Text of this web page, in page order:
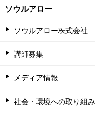
ソウルアロー
ソウルアロー株式会社
講師募集
メディア情報
社会・環境への取り組み